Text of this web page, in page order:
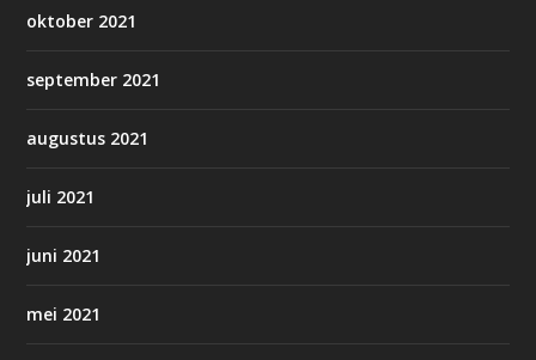
oktober 2021
september 2021
augustus 2021
juli 2021
juni 2021
mei 2021